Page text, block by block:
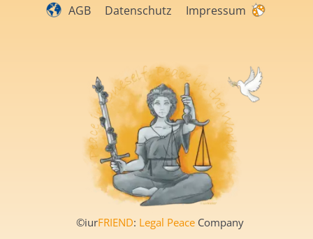
AGB Datenschutz Impressum
©iurFRIEND: Legal Peace Company